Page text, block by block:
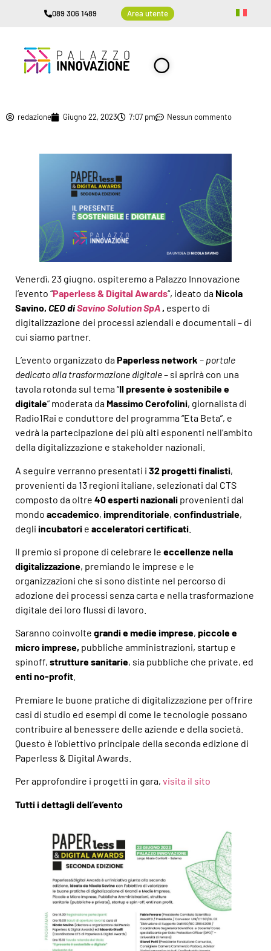
089 306 1489 Area utente
redazione Giugno 22, 2023 7:07 pm Nessun commento
Venerdì, 23 giugno, ospiteremo a Palazzo Innovazione
l’evento “Paperless & Digital Awards“, ideato da Nicola
Savino, CEO diSavino Solution SpA , esperto di
digitalizzazione dei processi aziendali e documentali – di
cui siamo partner.
L’evento organizzato daPaperless network – portale
dedicato alla trasformazione digitale– si aprirà con una
tavola rotonda sul tema “Il presente è sostenibile e
digitale” moderata da Massimo Cerofolini, giornalista di
Radio1Rai e conduttore del programma “Eta Beta”, e
vedrà la partecipazione dei più alti esponenti nell’ambito
della digitalizzazione e stakeholder nazionali.
A seguire verranno presentati i 32 progetti finalisti,
provenienti da 13 regioni italiane, selezionati dal CTS
composto da oltre 40 esperti nazionali provenienti dal
mondo accademico, imprenditoriale, confindustriale,
degli incubatori e acceleratori certificati
Il premio si propone di celebrare le eccellenze nella
digitalizzazione, premiando le imprese e le
organizzazioni che si sono distinte nel percorso di
adozione dei processi senza carta e nella trasformazione
digitale dei loro flussi di lavoro.
Saranno coinvolte grandi e medie imprese, piccole e
micro imprese, pubbliche amministrazioni, startup e
spinoff, strutture sanitarie, sia pubbliche che private, ed
enti no-profit
Premiare le buone pratiche di digitalizzazione per offrire
casi di studio ed esempi di come le tecnologie possano
contribuire al benessere delle aziende e della società.
Questo è l’obiettivo principale della seconda edizione di
Paperless & Digital Awards.
Per approfondire i progetti in gara, visita il sito
Tutti i dettagli dell’evento